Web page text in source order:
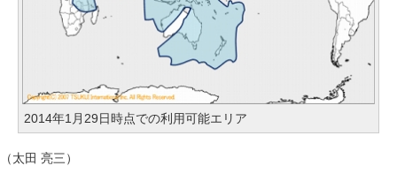
2014年1月29日時点での利用可能エリア
（太田 亮三）